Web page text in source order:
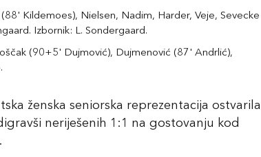
Kildemoes), Nielsen, Nadim, Harder, Veje, Sevecke
Izbornik: L. Sondergaard.
(90+5' Dujmović), Dujmenović (87' Andrlić),
ženska seniorska reprezentacija ostvarila
neriješenih 1:1 na gostovanju kod